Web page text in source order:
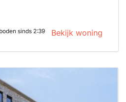
sinds 2:39 Bekijk woning